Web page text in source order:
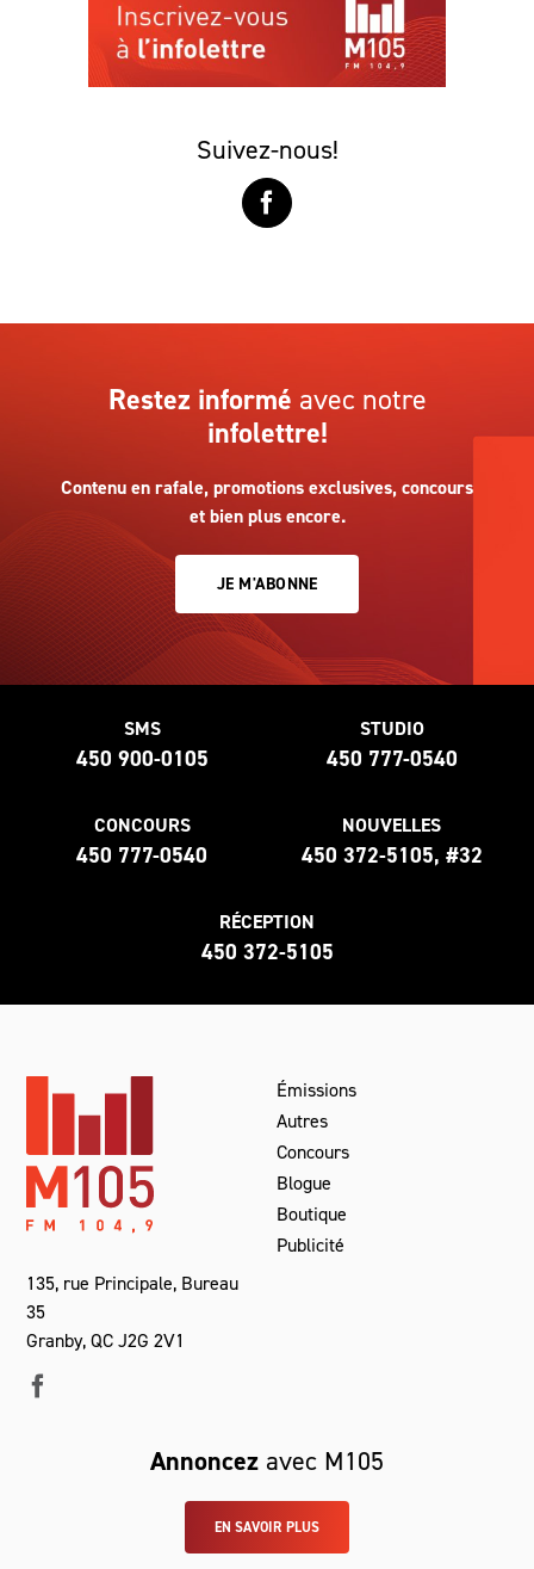
Suivez-nous!
Restez informé avec notre
infolettre!
Contenu en rafale, promotions exclusives, concours
et bien plus encore.
JE M'ABONNE
SMS
450 900-0105
STUDIO
450 777-0540
CONCOURS
450 777-0540
NOUVELLES
450 372-5105, #32
RÉCEPTION
450 372-5105
135, rue Principale, Bureau
35
Granby, QC J2G 2V1
Émissions
Autres
Concours
Blogue
Boutique
Publicité
Annoncez avec M105
EN SAVOIR PLUS